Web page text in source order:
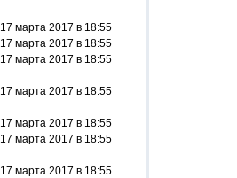
17 марта 2017 в 18:55
17 марта 2017 в 18:55
17 марта 2017 в 18:55
17 марта 2017 в 18:55
17 марта 2017 в 18:55
17 марта 2017 в 18:55
17 марта 2017 в 18:55